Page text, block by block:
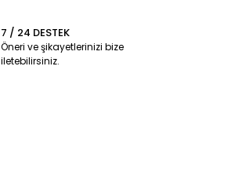
7 / 24 DESTEK
Öneri ve şikayetlerinizi bize
iletebilirsiniz.